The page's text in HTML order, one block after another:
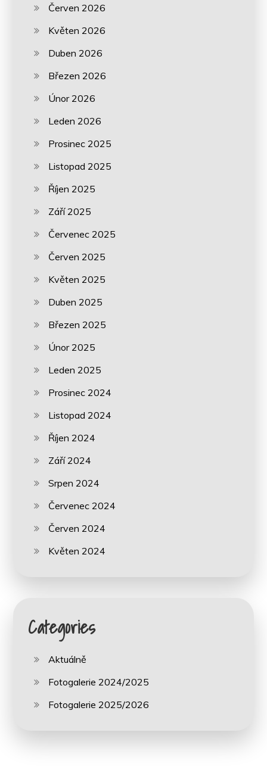
Červen 2026
Květen 2026
Duben 2026
Březen 2026
Únor 2026
Leden 2026
Prosinec 2025
Listopad 2025
Říjen 2025
Září 2025
Červenec 2025
Červen 2025
Květen 2025
Duben 2025
Březen 2025
Únor 2025
Leden 2025
Prosinec 2024
Listopad 2024
Říjen 2024
Září 2024
Srpen 2024
Červenec 2024
Červen 2024
Květen 2024
Categories
Aktuálně
Fotogalerie 2024/2025
Fotogalerie 2025/2026